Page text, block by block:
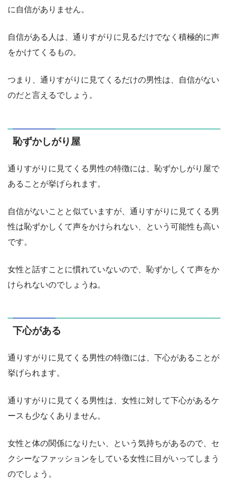
に自信がありません。
自信がある人は、通りすがりに見るだけでなく積極的に声
をかけてくるもの。
つまり、通りすがりに見てくるだけの男性は、自信がない
のだと言えるでしょう。
恥ずかしがり屋
通りすがりに見てくる男性の特徴には、恥ずかしがり屋で
あることが挙げられます。
自信がないことと似ていますが、通りすがりに見てくる男
性は恥ずかしくて声をかけられない、という可能性も高い
です。
女性と話すことに慣れていないので、恥ずかしくて声をか
けられないのでしょうね。
下心がある
通りすがりに見てくる男性の特徴には、下心があることが
挙げられます。
通りすがりに見てくる男性は、女性に対して下心があるケ
ースも少なくありません。
女性と体の関係になりたい、という気持ちがあるので、セ
クシーなファッションをしている女性に目がいってしまう
のでしょう。